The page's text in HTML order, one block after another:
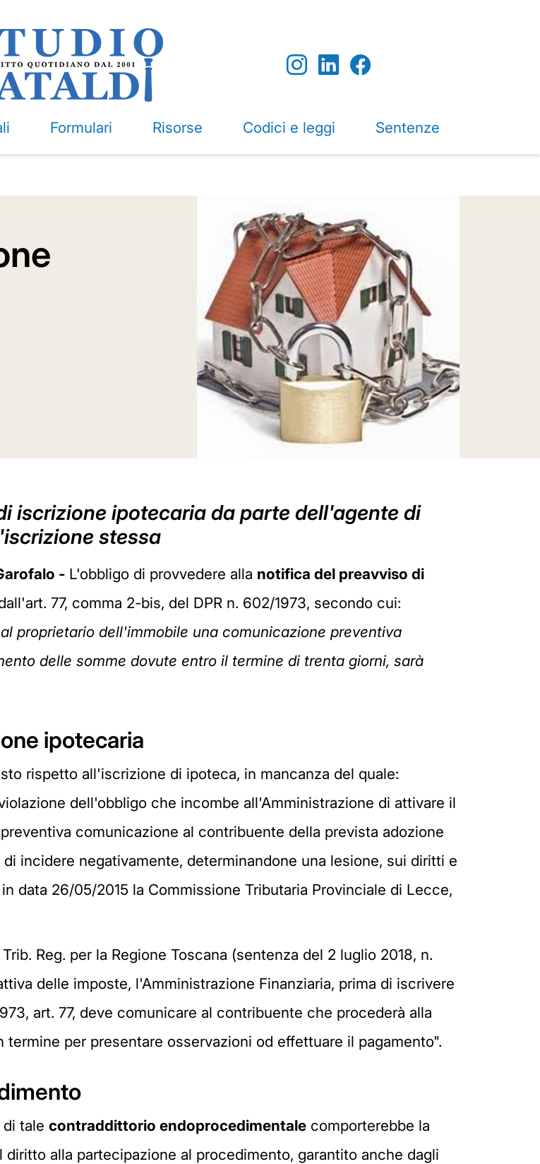
Formulari Risorse Codici e leggi Sentenze
iscrizione ipotecaria da parte dell'agente di
stessa
- L'obbligo di provvedere alla notifica del preavviso di
77, comma 2-bis, del DPR n. 602/1973, secondo cui:
proprietario dell'immobile una comunicazione preventiva
delle somme dovute entro il termine di trenta giorni, sarà
ipotecaria
rispetto all'iscrizione di ipoteca, in mancanza del quale:
dell'obbligo che incombe all'Amministrazione di attivare il
comunicazione al contribuente della prevista adozione
incidere negativamente, determinandone una lesione, sui diritti e
data 26/05/2015 la Commissione Tributaria Provinciale di Lecce,
Reg. per la Regione Toscana (sentenza del 2 luglio 2018, n.
delle imposte, l'Amministrazione Finanziaria, prima di iscrivere
art. 77, deve comunicare al contribuente che procederà alla
per presentare osservazioni od effettuare il pagamento".
tale contraddittorio endoprocedimentale comporterebbe la
alla partecipazione al procedimento, garantito anche dagli